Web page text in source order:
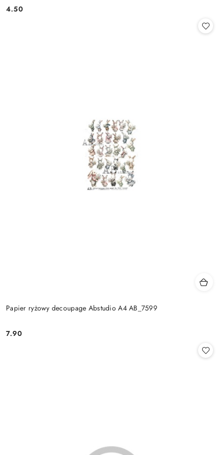
Cena:
4.50
Papier ryżowy decoupage Abstudio A4 AB_7599
Cena:
7.90